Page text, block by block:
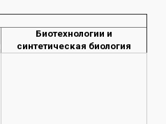
Биотехнологии и
синтетическая биология